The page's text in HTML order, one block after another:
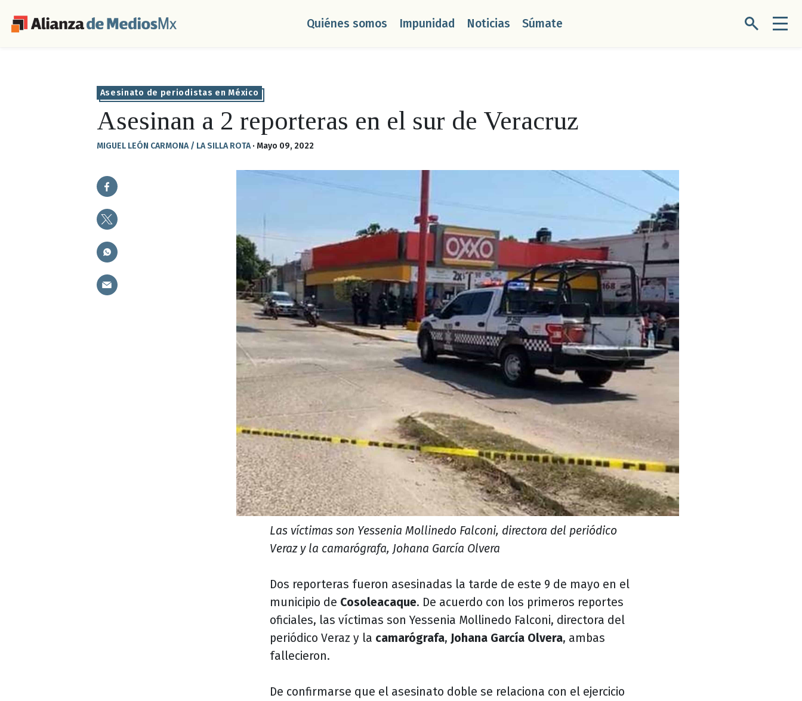
Quiénes somos Impunidad Noticias Súmate
Asesinato de periodistas en México
Asesinan a 2 reporteras en el sur de Veracruz
MIGUEL LEÓN CARMONA / LA SILLA ROTA· Mayo 09, 2022
Las víctimas son Yessenia Mollinedo Falconi, directora del periódico
Veraz y la camarógrafa, Johana García Olvera
Dos reporteras fueron asesinadas la tarde de este 9 de mayo en el
municipio de Cosoleacaque. De acuerdo con los primeros reportes
oficiales, las víctimas son Yessenia Mollinedo Falconi, directora del
periódico Veraz y la camarógrafa, Johana García Olvera, ambas
fallecieron.
De confirmarse que el asesinato doble se relaciona con el ejercicio